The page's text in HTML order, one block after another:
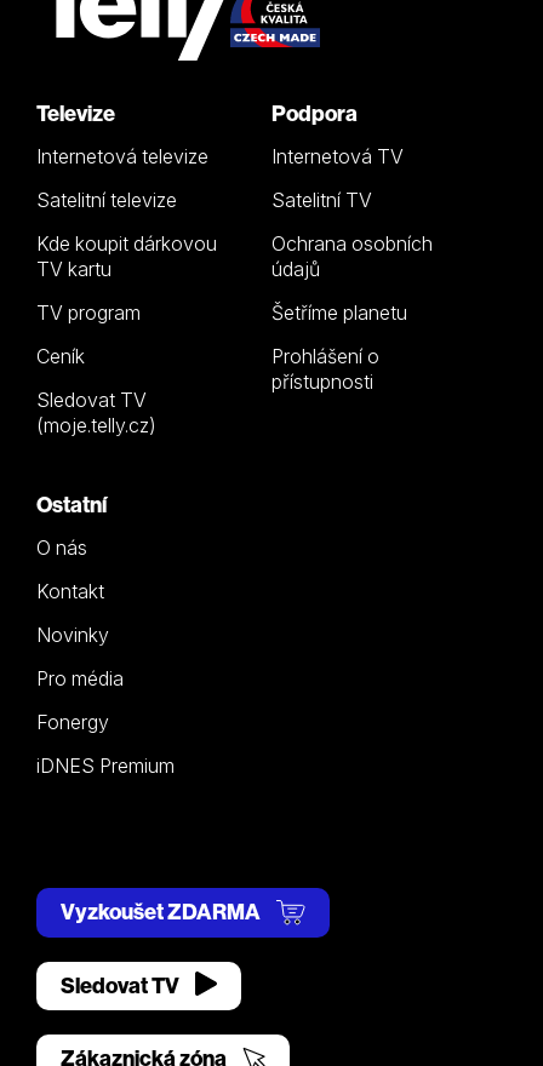
Televize
Internetová televize
Satelitní televize
Kde koupit dárkovou
TV kartu
TV program
Ceník
Sledovat TV
(moje.telly.cz)
Podpora
Internetová TV
Satelitní TV
Ochrana osobních
údajů
Šetříme planetu
Prohlášení o
přístupnosti
Ostatní
O nás
Kontakt
Novinky
Pro média
Fonergy
iDNES Premium
Vyzkoušet ZDARMA
Sledovat TV
Zákaznická zóna